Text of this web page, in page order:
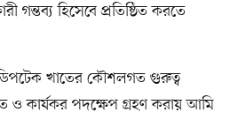
গন্তব্য হিসেবে প্রতিষ্ঠিত করতে
ডিপটেক খাতের কৌশলগত গুরুত্ব
ও কার্যকর পদক্ষেপ গ্রহণ করায় আমি